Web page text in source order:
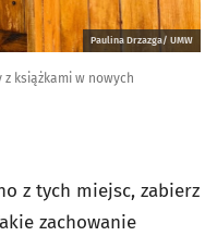
Paulina Drzazga/ UMW
książkami w nowych
z tych miejsc, zabierz
zachowanie